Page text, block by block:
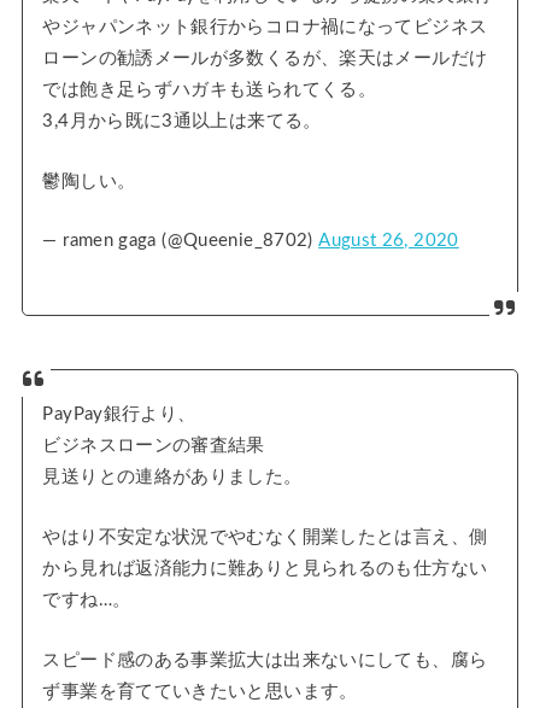
やジャパンネット銀行からコロナ禍になってビジネス
ローンの勧誘メールが多数くるが、楽天はメールだけ
では飽き足らずハガキも送られてくる。
3,4月から既に3通以上は来てる。
鬱陶しい。
— ramen gaga (@Queenie_8702)August 26, 2020
PayPay銀行より、
ビジネスローンの審査結果
見送りとの連絡がありました。
やはり不安定な状況でやむなく開業したとは言え、側
から見れば返済能力に難ありと見られるのも仕方ない
ですね…。
スピード感のある事業拡大は出来ないにしても、腐ら
ず事業を育てていきたいと思います。